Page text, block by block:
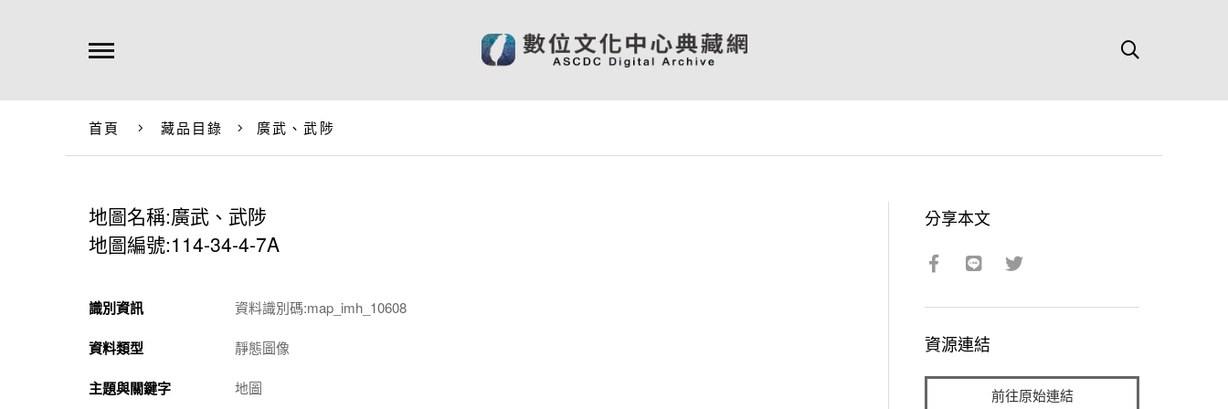
首頁 藏品目錄 廣武、武陟
地圖名稱:廣武、武陟
地圖編號:114-34-4-7A
識別資訊 資料識別碼:map_imh_10608
資料類型 靜態圖像
主題與關鍵字 地圖
分享本文
資源連結
前往原始連結